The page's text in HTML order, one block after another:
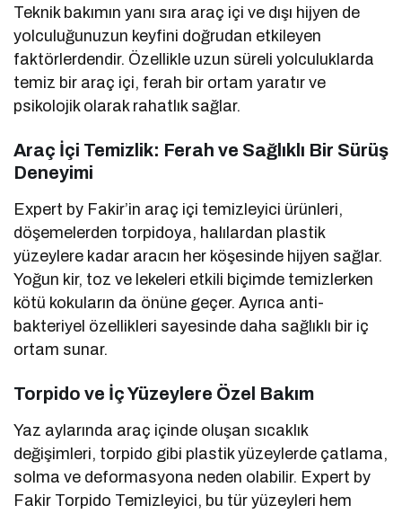
Teknik bakımın yanı sıra araç içi ve dışı hijyen de
yolculuğunuzun keyfini doğrudan etkileyen
faktörlerdendir. Özellikle uzun süreli yolculuklarda
temiz bir araç içi, ferah bir ortam yaratır ve
psikolojik olarak rahatlık sağlar.
Araç İçi Temizlik: Ferah ve Sağlıklı Bir Sürüş
Deneyimi
Expert by Fakir’in araç içi temizleyici ürünleri,
döşemelerden torpidoya, halılardan plastik
yüzeylere kadar aracın her köşesinde hijyen sağlar.
Yoğun kir, toz ve lekeleri etkili biçimde temizlerken
kötü kokuların da önüne geçer. Ayrıca anti-
bakteriyel özellikleri sayesinde daha sağlıklı bir iç
ortam sunar.
Torpido ve İç Yüzeylere Özel Bakım
Yaz aylarında araç içinde oluşan sıcaklık
değişimleri, torpido gibi plastik yüzeylerde çatlama,
solma ve deformasyona neden olabilir. Expert by
Fakir Torpido Temizleyici, bu tür yüzeyleri hem